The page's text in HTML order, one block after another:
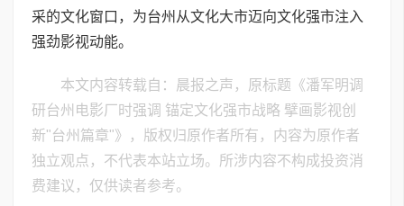
采的文化窗口，为台州从文化大市迈向文化强市注入
强劲影视动能。
本文内容转载自：晨报之声，原标题《潘军明调
研台州电影厂时强调 锚定文化强市战略 擘画影视创
新"台州篇章"》，版权归原作者所有，内容为原作者
独立观点，不代表本站立场。所涉内容不构成投资消
费建议，仅供读者参考。